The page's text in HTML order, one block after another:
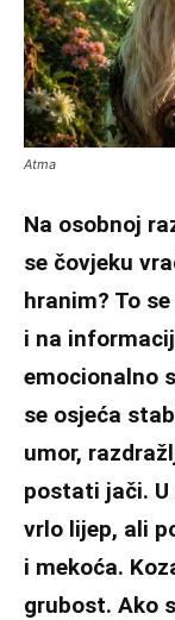
Atma
Na osobnoj
se čovjeku
hranim? To
i na
emocionalno
se osjeća
umor,
postati jači.
vrlo lijep, ali
i mekoća.
grubost. Ako